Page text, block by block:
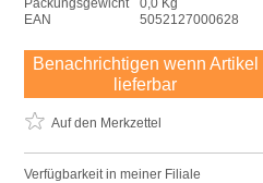
Packungsgewicht
0,0 Kg
EAN
5052127000628
Benachrichtigen wenn Artikel
lieferbar
Auf den Merkzettel
Verfügbarkeit in meiner Filiale